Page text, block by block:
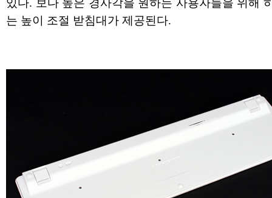
는 높이 조절 받침대가 제공된다.